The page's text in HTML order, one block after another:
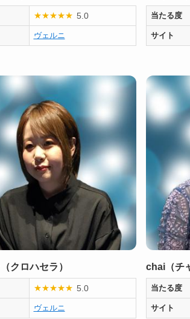
★★★★★ 5.0
ヴェルニ
当たる度
サイト
クロハセラ）
★★★★★ 5.0
ヴェルニ
chai（チ
当たる度
サイト